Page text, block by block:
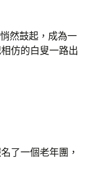
然鼓起，成為一
仿的白叟一路出
了一個老年團，